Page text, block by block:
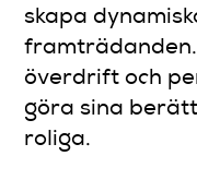
skapa
överdrift och
göra sina
roliga.